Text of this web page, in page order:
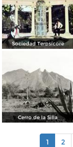
Sociedad Terpsícore
Cerro de la Silla
1 2